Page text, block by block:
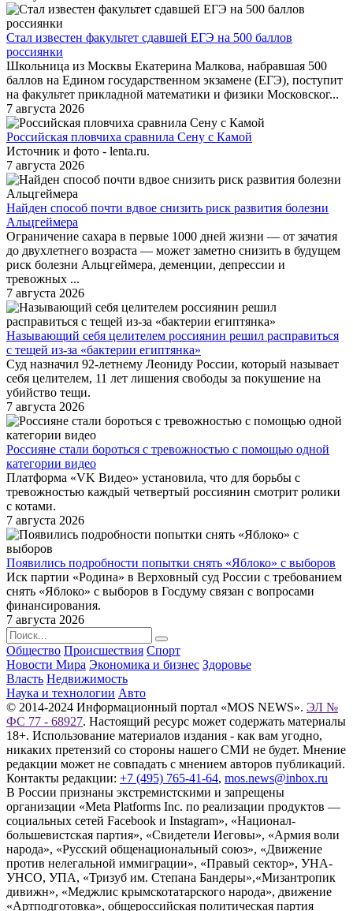
Стал известен факультет сдавшей ЕГЭ на 500 баллов
россиянки
Школьница из Москвы Екатерина Малкова, набравшая 500
баллов на Едином государственном экзамене (ЕГЭ), поступит
на факультет прикладной математики и физики Московског...
7 августа 2026
Российская пловчиха сравнила Сену с Камой
Источник и фото - lenta.ru.
7 августа 2026
Найден способ почти вдвое снизить риск развития болезни
Альцгеймера
Ограничение сахара в первые 1000 дней жизни — от зачатия
до двухлетнего возраста — может заметно снизить в будущем
риск болезни Альцгеймера, деменции, депрессии и
тревожных ...
7 августа 2026
Называющий себя целителем россиянин решил расправиться
с тещей из-за «бактерии египтянка»
Суд назначил 92-летнему Леониду России, который называет
себя целителем, 11 лет лишения свободы за покушение на
убийство тещи.
7 августа 2026
Россияне стали бороться с тревожностью с помощью одной
категории видео
Платформа «VK Видео» установила, что для борьбы с
тревожностью каждый четвертый россиянин смотрит ролики
с котами.
7 августа 2026
Появились подробности попытки снять «Яблоко» с выборов
Иск партии «Родина» в Верховный суд России с требованием
снять «Яблоко» с выборов в Госдуму связан с вопросами
финансирования.
7 августа 2026
Общество Происшествия Спорт
Новости Мира Экономика и бизнес Здоровье
Власть Недвижимость
Наука и технологии Авто
© 2014-2024 Информационный портал «MOS NEWS». ЭЛ №
ФС 77 - 68927. Настоящий ресурс может содержать материалы
18+. Использование материалов издания - как вам угодно,
никаких претензий со стороны нашего СМИ не будет. Мнение
редакции может не совпадать с мнением авторов публикаций.
Контакты редакции: +7 (495) 765-41-64, mos.news@inbox.ru
В России признаны экстремистскими и запрещены
организации «Meta Platforms Inc. по реализации продуктов —
социальных сетей Facebook и Instagram», «Национал-
большевистская партия», «Свидетели Иеговы», «Армия воли
народа», «Русский общенациональный союз», «Движение
против нелегальной иммиграции», «Правый сектор», УНА-
УНСО, УПА, «Тризуб им. Степана Бандеры»,«Мизантропик
дивижн», «Меджлис крымскотатарского народа», движение
«Артподготовка», общероссийская политическая партия